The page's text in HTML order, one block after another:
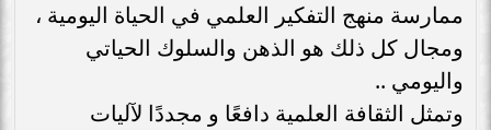
ممارسة منهج التفكير العلمي في الحياة اليومية ،
ومجال كل ذلك هو الذهن والسلوك الحياتي
واليومي ..
وتمثل الثقافة العلمية دافعًا و مجددًا لآليات